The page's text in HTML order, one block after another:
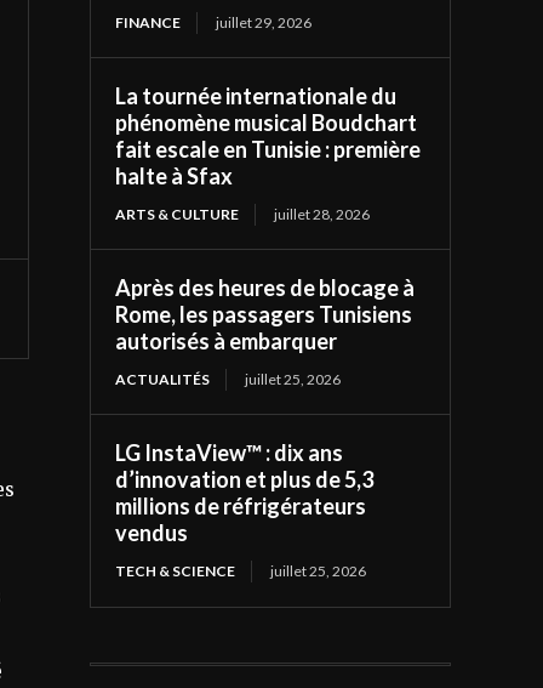
FINANCE juillet 29, 2026
La tournée internationale du
phénomène musical Boudchart
fait escale en Tunisie : première
halte à Sfax
ARTS & CULTURE juillet 28, 2026
Après des heures de blocage à
Rome, les passagers Tunisiens
autorisés à embarquer
ACTUALITÉS juillet 25, 2026
LG InstaView™ : dix ans
d’innovation et plus de 5,3
millions de réfrigérateurs
vendus
TECH & SCIENCE juillet 25, 2026